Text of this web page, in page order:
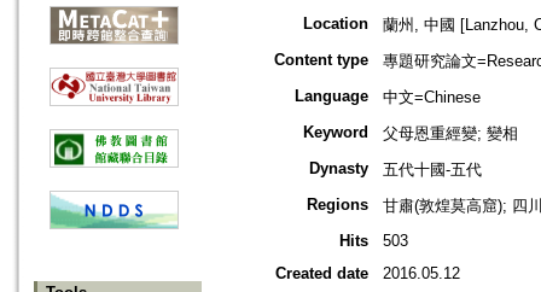
Location
蘭州, 中國 [Lanzhou,
Content type
專題研究論文
Language
中文=Chinese
Keyword
父母恩重經變; 變相
Dynasty
五代十國-五代
Regions
甘肅(敦煌莫高窟); 四
Hits
503
Created date
2016.05.12